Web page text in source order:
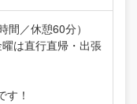
／休憩60分）
は直行直帰・出張
！